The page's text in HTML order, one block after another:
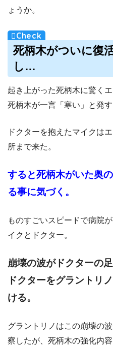
ょうか。
死柄木がついに復
し…
起き上がった死柄木に驚くエ
死柄木が一言「寒い」と発す
ドクターを抱えたマイクは
所まで来た。
すると死柄木がいた奥
る事に気づく。
ものすごいスピードで病院
イクとドクター。
崩壊の波がドクターの
ドクターをグラントリ
ける。
グラントリノはこの崩壊の
察したが、死柄木の強化内